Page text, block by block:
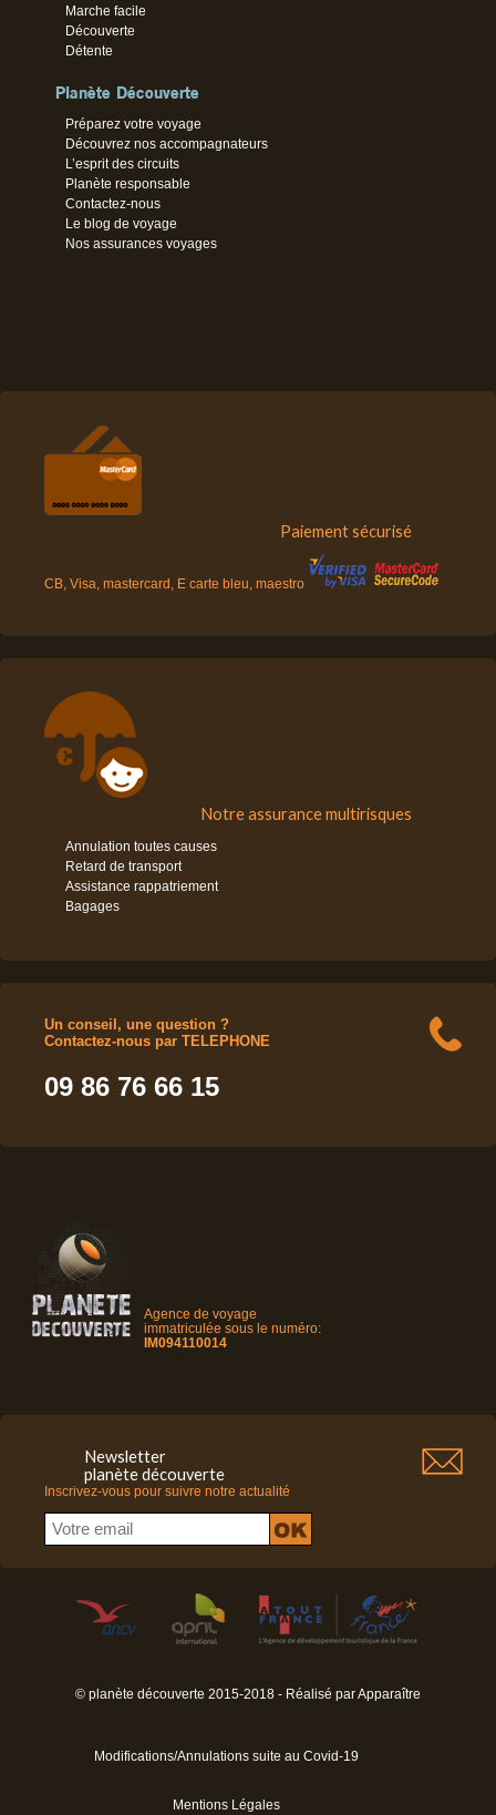
Marche facile
Découverte
Détente
Planète Découverte
Préparez votre voyage
Découvrez nos accompagnateurs
L’esprit des circuits
Planète responsable
Contactez-nous
Le blog de voyage
Nos assurances voyages
Paiement sécurisé
CB, Visa, mastercard, E carte bleu, maestro
Notre assurance multirisques
Annulation toutes causes
Retard de transport
Assistance rappatriement
Bagages
Un conseil, une question ?
Contactez-nous par TELEPHONE
09 86 76 66 15
Agence de voyage
immatriculée sous le numéro:
IM094110014
Newsletter
planète découverte
Inscrivez-vous pour suivre notre actualité
© planète découverte 2015-2018 - Réalisé parApparaître
Modifications/Annulations suite au Covid-19
Mentions Légales